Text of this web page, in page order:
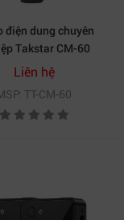
điện dung chuyên
Takstar CM-60
Liên hệ
TT-CM-60